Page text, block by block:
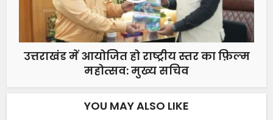
उत्तराखंड में आयोजित हो राष्ट्रीय स्तर का फ़िल्म
महोत्सव: मुख्य सचिव
YOU MAY ALSO LIKE